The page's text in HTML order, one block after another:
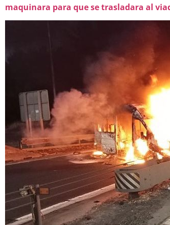
maquinara para que se trasladara al